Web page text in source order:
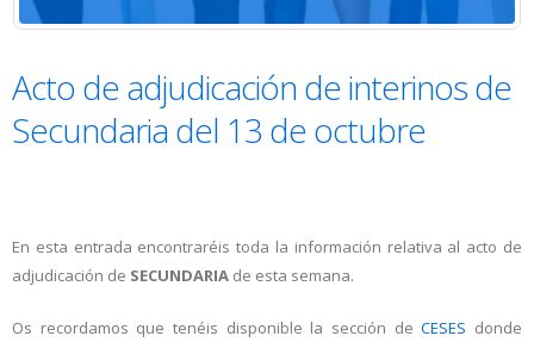
Acto de adjudicación de interinos de
Secundaria del 13 de octubre
En esta entrada encontraréis toda la información relativa al acto de
adjudicación de SECUNDARIA de esta semana.
Os recordamos que tenéis disponible la sección deCESES donde